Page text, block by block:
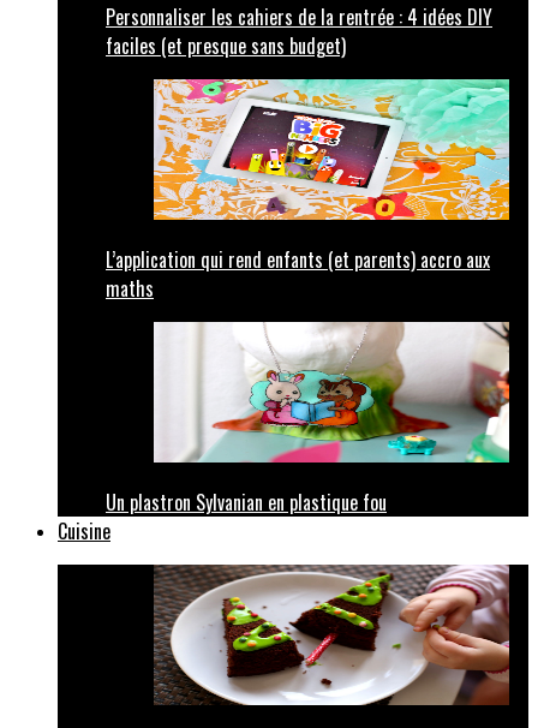
Personnaliser les cahiers de la rentrée : 4 idées DIY
faciles (et presque sans budget)
L’application qui rend enfants (et parents) accro aux
maths
Un plastron Sylvanian en plastique fou
Cuisine